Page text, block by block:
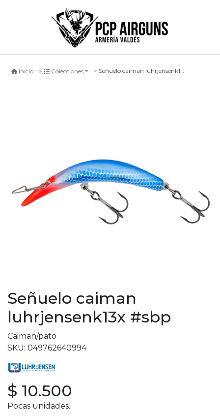
Inicio Colecciones Señuelo caiman luhrjensenk13x #sbp
Señuelo caiman
luhrjensenk13x #sbp
Caiman/pato
SKU: 049762640994
$ 10.500
Pocas unidades.